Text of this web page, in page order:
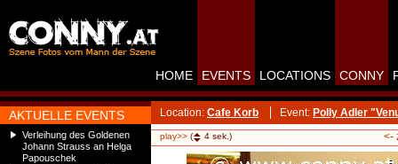
AKTUELLE EVENTS
Verleihung des Goldenen
Johann Strauss an Helga
Papouschek
HOME EVENTS LOCATIONS CONNY
Location: Cafe Korb Event: Polly Adler
play>> ( 4 sek.) <-